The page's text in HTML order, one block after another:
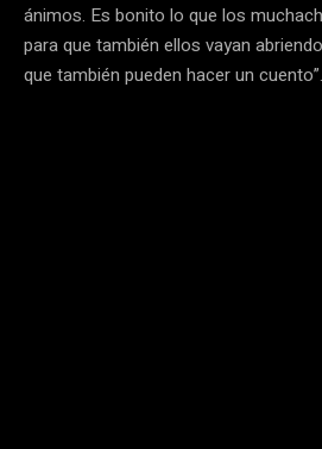
ánimos. Es bonito lo que los
para que también ellos vayan
que también pueden hacer un cuento”.